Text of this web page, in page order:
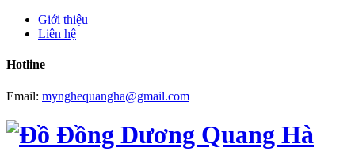
Giới thiệu
Liên hệ
Hotline
Email: mynghequangha@gmail.com